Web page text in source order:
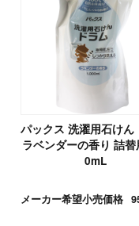
パックス 洗濯用石けん
ラベンダーの香り 詰替
0mL
メーカー希望小売価格